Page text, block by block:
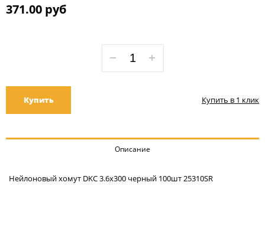
371.00 руб
Купить Купить в 1 клик
Описание
Нейлоновый хомут DKC 3.6x300 черный 100шт 25310SR